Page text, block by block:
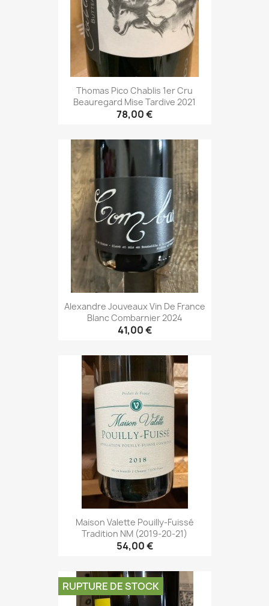
Thomas Pico Chablis 1er Cru
Beauregard Mise Tardive 2021
78,00 €
Alexandre Jouveaux Vin De France
Blanc Combarnier 2024
41,00 €
Maison Valette Pouilly-Fuissé
Tradition NM (2019-20-21)
54,00 €
RUPTURE DE STOCK